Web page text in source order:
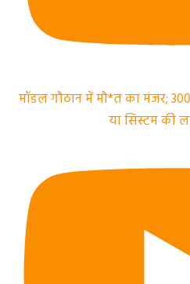
मॉडल गौठान में मौ*त का मंजर;
या सिस्टम की